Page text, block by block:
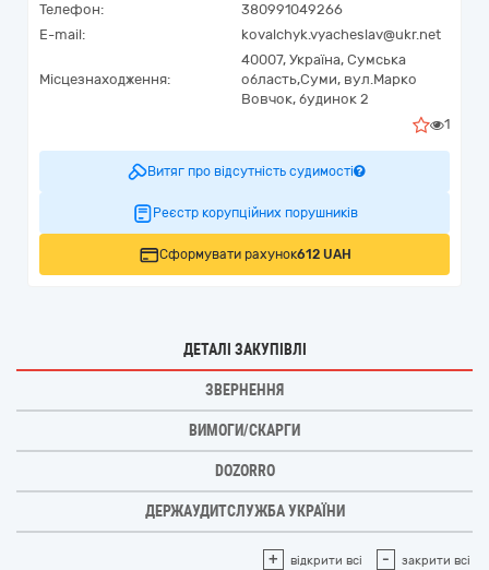
Телефон:
380991049266
E-mail:
kovalchyk.vyacheslav@ukr.net
Місцезнаходження:
40007, Україна, Сумська
область,Суми, вул.Марко
Вовчок, будинок 2
1
Витяг про відсутність судимості
Реєстр корупційних порушників
Сформувати рахунок612 UAH
ДЕТАЛІ ЗАКУПІВЛІ
ЗВЕРНЕННЯ
ВИМОГИ/СКАРГИ
DOZORRO
ДЕРЖАУДИТСЛУЖБА УКРАЇНИ
+ відкрити всі - закрити всі